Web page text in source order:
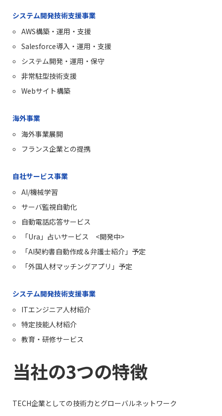
システム開発技術支援事業
AWS構築・運用・支援
Salesforce導入・運用・支援
システム開発・運用・保守
非常駐型技術支援
Webサイト構築
海外事業
海外事業展開
フランス企業との提携
自社サービス事業
AI/機械学習
サーバ監視自動化
自動電話応答サービス
「Ura」占いサービス <開発中>
「AI契約書自動作成＆弁護士紹介」予定
「外国人材マッチングアプリ」予定
システム開発技術支援事業
ITエンジニア人材紹介
特定技能人材紹介
教育・研修サービス
当社の3つの特徴
TECH企業としての技術力とグローバルネットワーク